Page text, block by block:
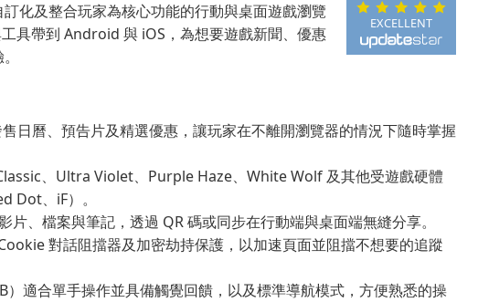
EXCELLENT
化及整合玩家為核心功能的行動與桌面遊戲瀏覽
具帶到 Android 與 iOS，為想要遊戲新聞、優惠
日曆、預告片及精選優惠，讓玩家在不離開瀏覽器的情況下隨時掌握
、Ultra Violet、Purple Haze、White Wolf 及其他受遊戲硬體
Dot、iF）。
片、檔案與筆記，透過 QR 碼或同步在行動端與桌面端無縫分享。
對話阻擋器及加密劫持保護，以加速頁面並阻擋不想要的追蹤
）適合單手操作並具備觸覺回饋，以及標準導航模式，方便熟悉的操